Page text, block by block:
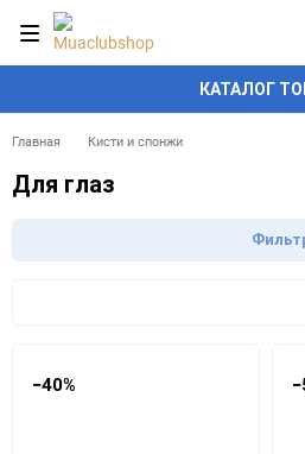
КАТАЛОГ
Главная Кисти и спонжи
Для глаз
−40%